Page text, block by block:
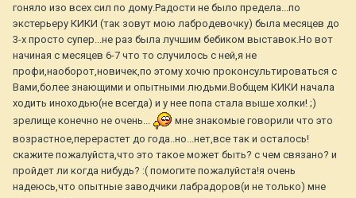
гоняло изо всех сил по дому.Радости не было предела...по
экстерьеру КИКИ (так зовут мою лабродевочку) была месяцев до
3-х просто супер...не раз была лучшим бебиком выставок.Но вот
начиная с месяцев 6-7 что то случилось с ней,я не
профи,наоборот,новичек,по этому хочю проконсультироваться с
Вами,более знающими и опытными людьми.Вобщем КИКИ начала
ходить иноходью(не всегда) и у нее попа стала выше холки! ;)
зрелище конечно не очень...
мне знакомые говорили что это
возрастное,перерастет до года..но...нет,все так и осталось!
скажите пожалуйста,что это такое может быть? с чем связано? и
пройдет ли когда нибудь? :( помогите пожалуйста!я очень
надеюсь,что опытные заводчики лабрадоров(и не только) мне